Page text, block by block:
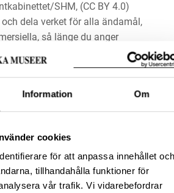
Information Om
cookies
för att anpassa innehållet och
tillhandahålla funktioner för
vår trafik. Vi vidarebefordrar
Ångbåtspollett
Båttrafikspollett
SHM, (CC BY 4.0)
dela verket för alla ändamål,
så länge du anger
NER MEDIA